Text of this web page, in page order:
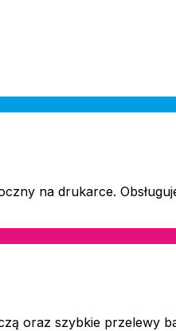
na drukarce.
oraz szybkie przelewy